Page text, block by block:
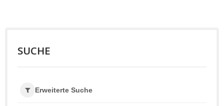
SUCHE
Erweiterte Suche